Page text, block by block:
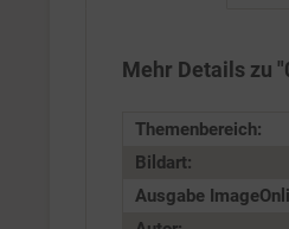
Mehr Details zu
Themenbereich:
Bildart:
Ausgabe